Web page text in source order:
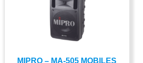
MIPRO – MA-505 MOBILES